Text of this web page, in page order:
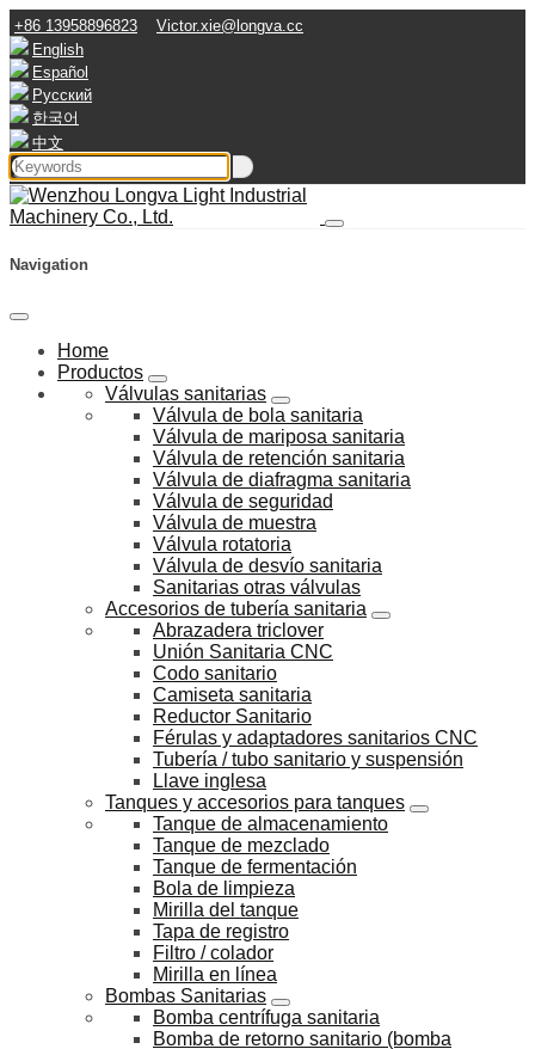
+86 13958896823
Victor.xie@longva.cc
English
Español
Русский
한국어
中文
Navigation
Home
Productos
Válvulas sanitarias
Válvula de bola sanitaria
Válvula de mariposa sanitaria
Válvula de retención sanitaria
Válvula de diafragma sanitaria
Válvula de seguridad
Válvula de muestra
Válvula rotatoria
Válvula de desvío sanitaria
Sanitarias otras válvulas
Accesorios de tubería sanitaria
Abrazadera triclover
Unión Sanitaria CNC
Codo sanitario
Camiseta sanitaria
Reductor Sanitario
Férulas y adaptadores sanitarios CNC
Tubería / tubo sanitario y suspensión
Llave inglesa
Tanques y accesorios para tanques
Tanque de almacenamiento
Tanque de mezclado
Tanque de fermentación
Bola de limpieza
Mirilla del tanque
Tapa de registro
Filtro / colador
Mirilla en línea
Bombas Sanitarias
Bomba centrífuga sanitaria
Bomba de retorno sanitario (bomba